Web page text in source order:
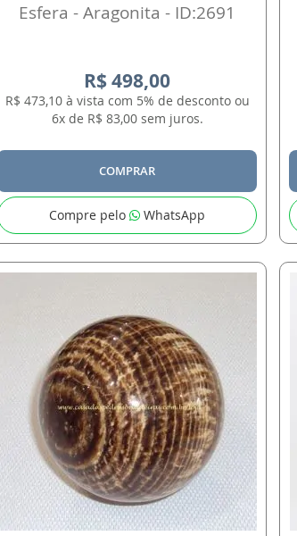
Esfera - Aragonita - ID:2691
R$ 498,00
R$ 473,10 à vista com 5% de desconto ou
6x de R$ 83,00 sem juros.
COMPRAR
Compre pelo WhatsApp